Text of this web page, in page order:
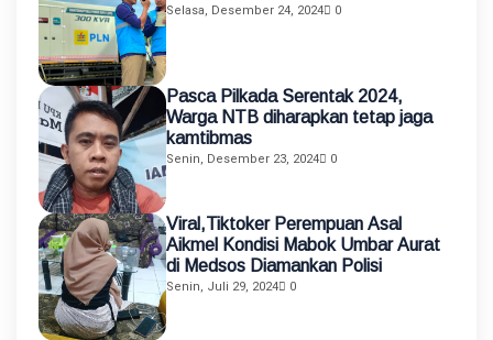
Selasa, Desember 24, 2024 0
Pasca Pilkada Serentak 2024,
Warga NTB diharapkan tetap jaga
kamtibmas
Senin, Desember 23, 2024 0
Viral,Tiktoker Perempuan Asal
Aikmel Kondisi Mabok Umbar Aurat
di Medsos Diamankan Polisi
Senin, Juli 29, 2024 0